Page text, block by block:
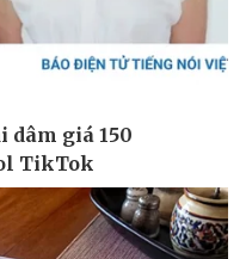
Xe máy
Tư vấn